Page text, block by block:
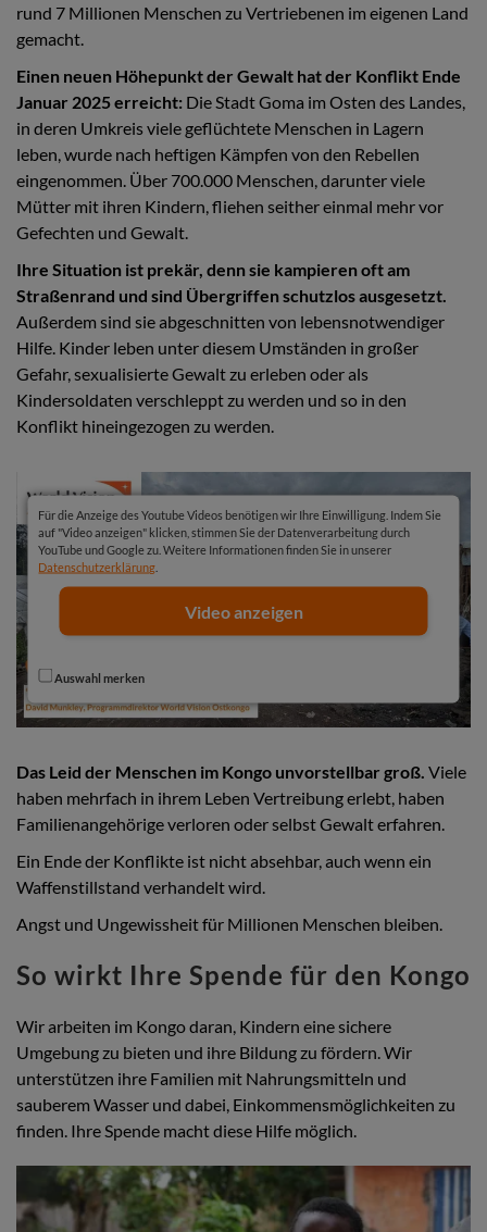
rund 7 Millionen Menschen zu Vertriebenen im eigenen Land
gemacht.
Einen neuen Höhepunkt der Gewalt hat der Konflikt Ende
Januar 2025 erreicht: Die Stadt Goma im Osten des Landes,
in deren Umkreis viele geflüchtete Menschen in Lagern
leben, wurde nach heftigen Kämpfen von den Rebellen
eingenommen. Über 700.000 Menschen, darunter viele
Mütter mit ihren Kindern, fliehen seither einmal mehr vor
Gefechten und Gewalt.
Ihre Situation ist prekär, denn sie kampieren oft am
Straßenrand und sind Übergriffen schutzlos ausgesetzt.
Außerdem sind sie abgeschnitten von lebensnotwendiger
Hilfe. Kinder leben unter diesem Umständen in großer
Gefahr, sexualisierte Gewalt zu erleben oder als
Kindersoldaten verschleppt zu werden und so in den
Konflikt hineingezogen zu werden.
Für die Anzeige des Youtube Videos benötigen wir Ihre Einwilligung. Indem Sie
auf "Video anzeigen" klicken, stimmen Sie der Datenverarbeitung durch
YouTube und Google zu. Weitere Informationen finden Sie in unserer
Datenschutzerklärung
Video anzeigen
Auswahl merken
Das Leid der Menschen im Kongo unvorstellbar groß. Viele
haben mehrfach in ihrem Leben Vertreibung erlebt, haben
Familienangehörige verloren oder selbst Gewalt erfahren.
Ein Ende der Konflikte ist nicht absehbar, auch wenn ein
Waffenstillstand verhandelt wird.
Angst und Ungewissheit für Millionen Menschen bleiben.
So wirkt Ihre Spende für den Kongo
Wir arbeiten im Kongo daran, Kindern eine sichere
Umgebung zu bieten und ihre Bildung zu fördern. Wir
unterstützen ihre Familien mit Nahrungsmitteln und
sauberem Wasser und dabei, Einkommensmöglichkeiten zu
finden. Ihre Spende macht diese Hilfe möglich.